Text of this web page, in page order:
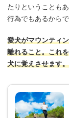
たりということも
行為でもあるからで
愛犬がマウンティ
離れること。これ
犬に覚えさせます。